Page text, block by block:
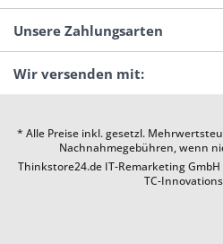
Unsere Zahlungsarten
Wir versenden mit:
* Alle Preise inkl. gesetzl.
Nachnahmegebühren, wenn
Thinkstore24.de IT-Remarketing
TC-